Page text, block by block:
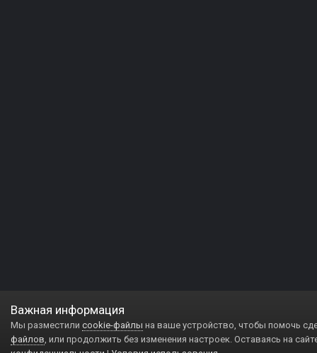
Важная информация
Мы разместили cookie-файлы на ваше устройство, чтобы помочь
файлов, или продолжить без изменения настроек. Оставаясь на